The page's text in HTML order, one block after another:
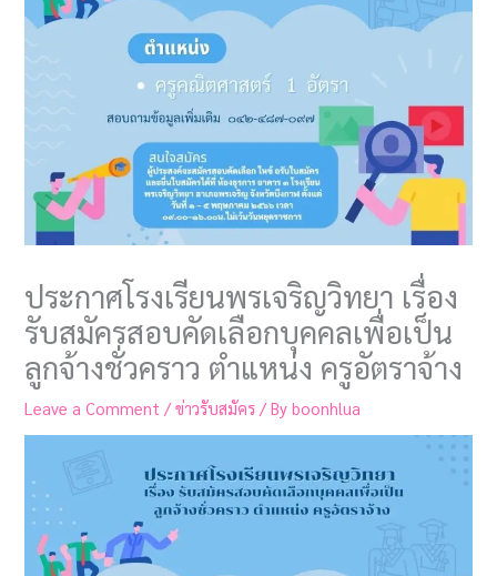
ประกาศโรงเรียนพรเจริญวิทยา เรื่อง
รับสมัครสอบคัดเลือกบุคคลเพื่อเป็น
ลูกจ้างชั่วคราว ตำแหน่ง ครูอัตราจ้าง
Leave a Comment /ข่าวรับสมัคร / Byboonhlua